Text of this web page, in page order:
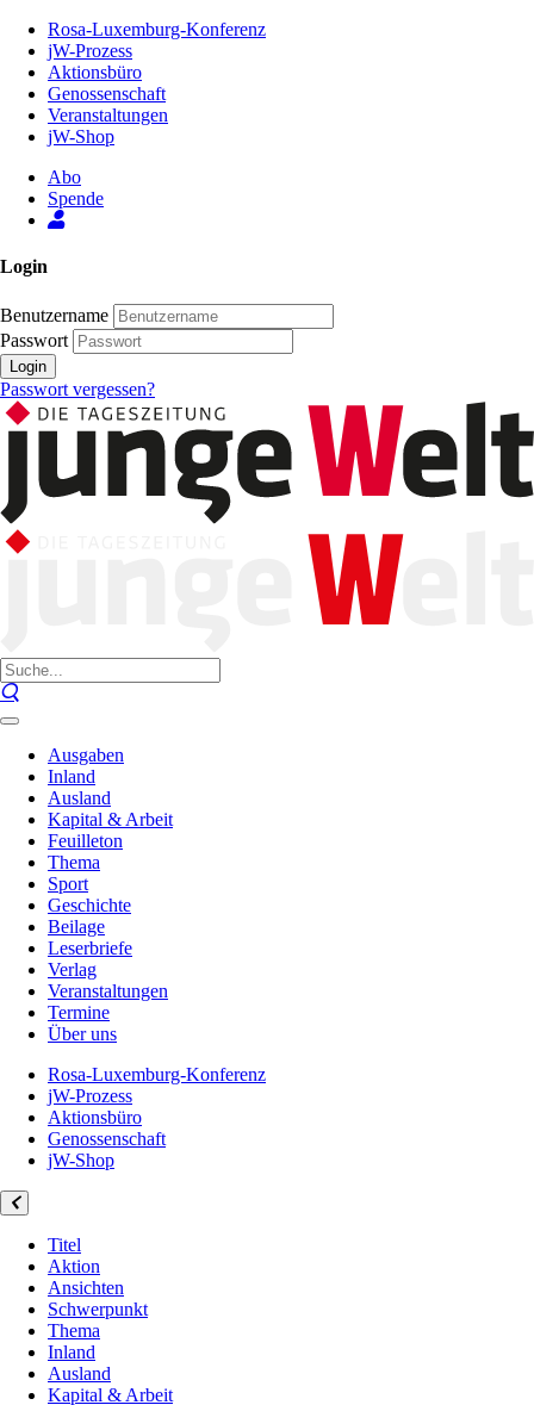
Inhalt
Seite
Rosa-Luxemburg-Konferenz
jW-Prozess
Aktionsbüro
Genossenschaft
Veranstaltungen
jW-Shop
Abo
Spende
Login
Benutzername
Passwort
Login
Passwort vergessen?
Ausgaben
Inland
Ausland
Kapital & Arbeit
Feuilleton
Thema
Sport
Geschichte
Beilage
Leserbriefe
Verlag
Veranstaltungen
Termine
Über uns
Rosa-Luxemburg-Konferenz
jW-Prozess
Aktionsbüro
Genossenschaft
jW-Shop
Titel
Aktion
Ansichten
Schwerpunkt
Thema
Inland
Ausland
Kapital & Arbeit